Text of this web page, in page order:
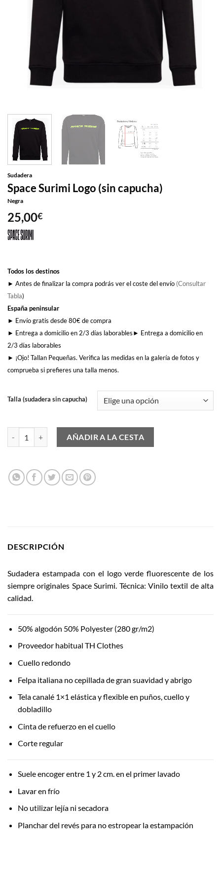
Sudadera
Space Surimi Logo (sin capucha)
Negra
25,00€
Todos los destinos
► Antes de finalizar la compra podrás ver el coste del envío (Consultar
Tabla)
España peninsular
► Envío gratis desde 80€ de compra
► Entrega a domicilio en 2/3 días laborables► Entrega a domicilio en
2/3 días laborables
► ¡Ojo! Tallan Pequeñas. Verifica las medidas en la galería de fotos y
comprueba si prefieres una talla menos.
Talla (sudadera sin capucha)
Space Surimi Logo (sin capucha) cantidad
AÑADIR A LA CESTA
DESCRIPCIÓN
Sudadera estampada con el logo verde fluorescente de los
siempre originales Space Surimi. Técnica: Vinilo textil de alta
calidad.
50% algodón 50% Polyester (280 gr/m2)
Proveedor habitual TH Clothes
Cuello redondo
Felpa italiana no cepillada de gran suavidad y abrigo
Tela canalé 1×1 elástica y flexible en puños, cuello y
dobladillo
Cinta de refuerzo en el cuello
Corte regular
Suele encoger entre 1 y 2 cm. en el primer lavado
Lavar en frío
No utilizar lejía ni secadora
Planchar del revés para no estropear la estampación